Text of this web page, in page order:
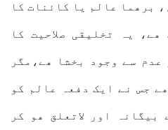
برھما عالم یا کائنات کا
یہ تخلیقی صلاحیت کا
سے وجود بخشا ھے،مگر
جس نے ایک دفعہ عالم کو
اور لاتعلق ھو کر